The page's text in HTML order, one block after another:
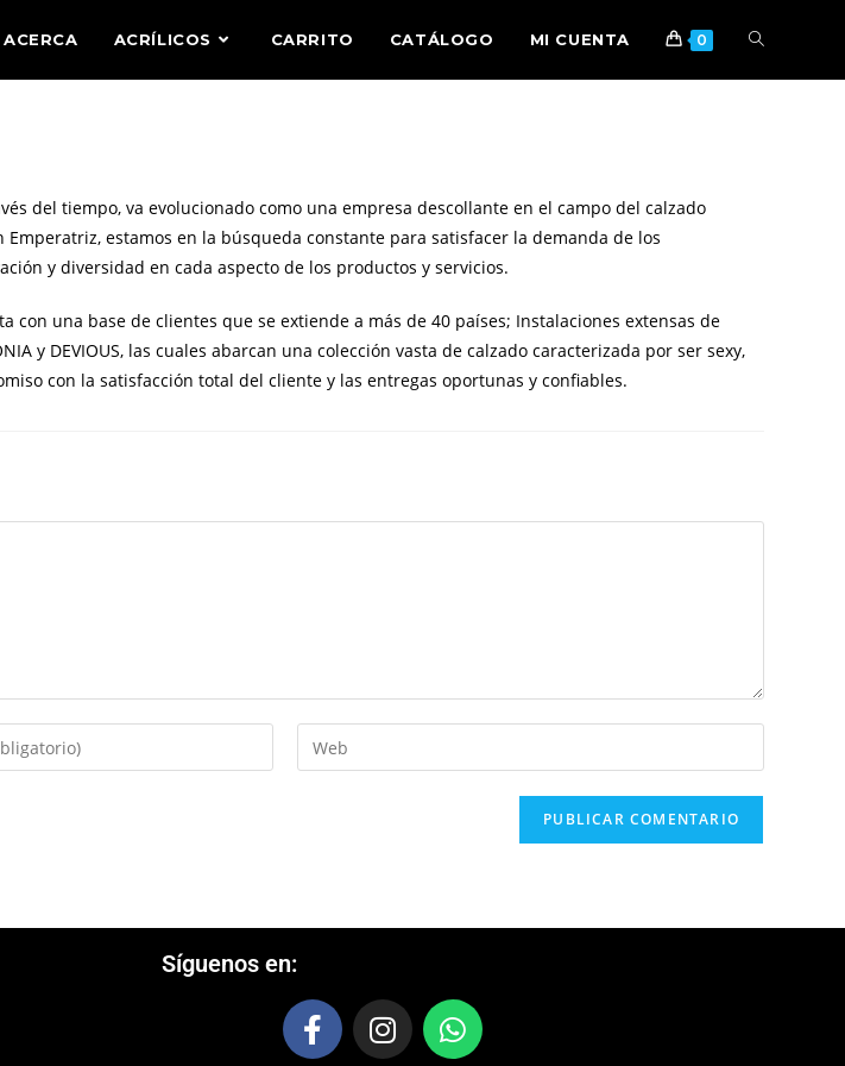
ACERCA ACRÍLICOS CARRITO CATÁLOGO MI CUENTA 0
del tiempo, va evolucionado como una empresa descollante en el campo del calzado
estamos en la búsqueda constante para satisfacer la demanda de los
y diversidad en cada aspecto de los productos y servicios.
una base de clientes que se extiende a más de 40 países; Instalaciones extensas de
y DEVIOUS, las cuales abarcan una colección vasta de calzado caracterizada por ser sexy,
con la satisfacción total del cliente y las entregas oportunas y confiables.
Síguenos en: